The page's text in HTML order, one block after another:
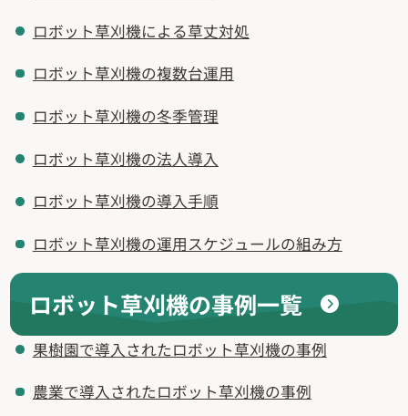
ロボット草刈機による草丈対処
ロボット草刈機の複数台運用
ロボット草刈機の冬季管理
ロボット草刈機の法人導入
ロボット草刈機の導入手順
ロボット草刈機の運用スケジュールの組み方
ロボット草刈機の事例一覧
果樹園で導入されたロボット草刈機の事例
農業で導入されたロボット草刈機の事例